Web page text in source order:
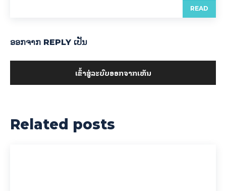
READ
ອອກ​ຈາກ REPLY ເປັນ
ເຂົ້າ​ສູ່​ລະ​ບົບ​ອອກ​ຈາກ​ເຫັນ
Related posts